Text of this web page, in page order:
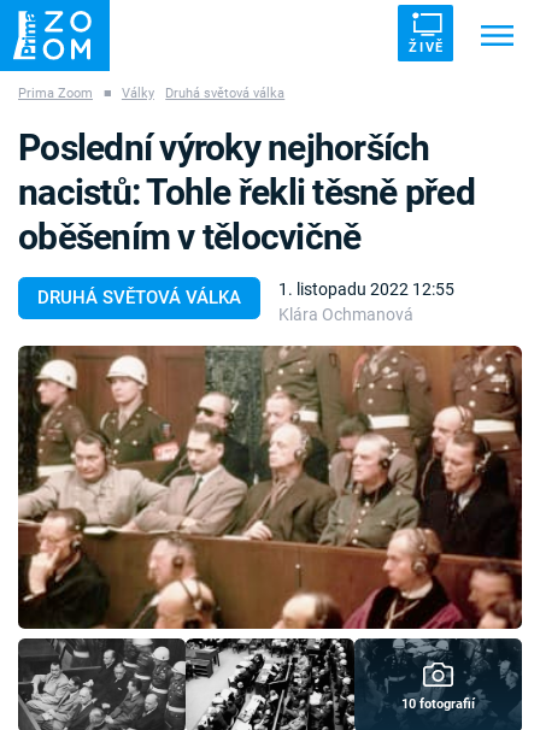
ŽIVĚ
ZÁHADY VETŘELCI DÁVNOVĚKU
Témata
Témata
Pořady
TV Program
Časopis
Sledujte prima+
Přihlášení
Prima Zoom ■ Války Druhá světová válka
DRUHÁ SVĚTOVÁ VÁLKA
1. listopadu 2022 12:55
Klára Ochmanová
Poslední výroky nejhorších
nacistů: Tohle řekli těsně před
oběšením v tělocvičně
10 fotografií